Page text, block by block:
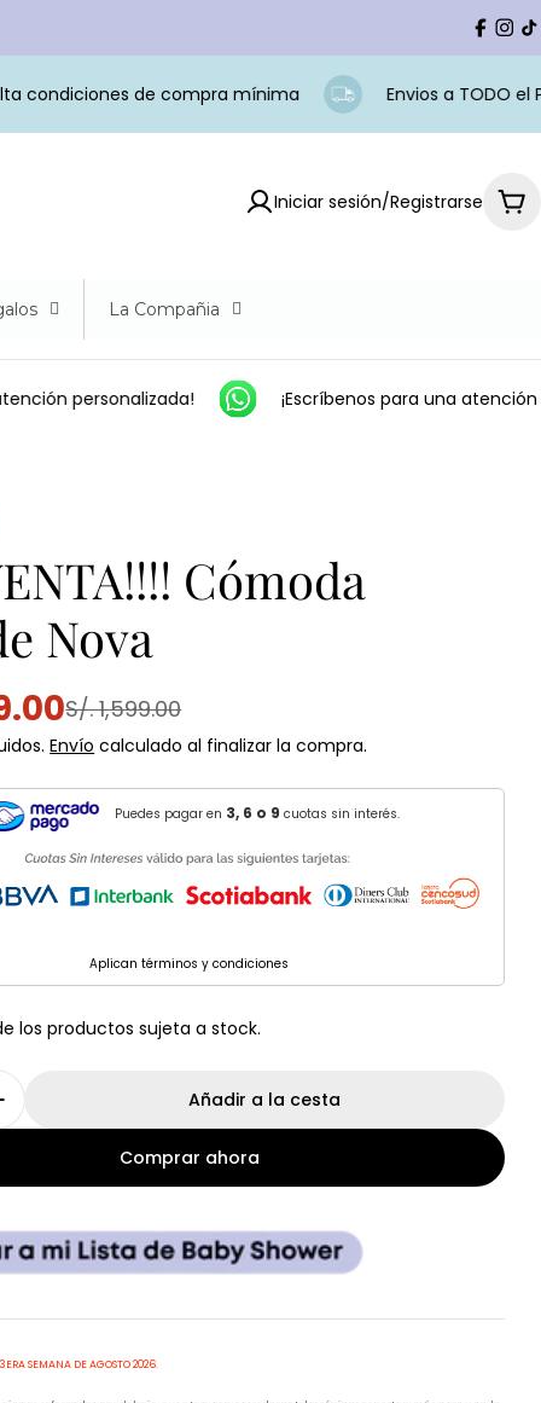
condiciones de compra mínima Envios a TODO el Perú
Iniciar sesión/Registrarse
La Compañia
personalizada! ¡Escríbenos para una atención
Cómoda
Nova
S/. 1,599.00
Envío calculado al finalizar la compra.
Puedes pagar en 3, 6 o 9 cuotas sin interés.
Aplican términos y condiciones
los productos sujeta a stock.
cantidad para PRE VENTA!!!! Cómoda Grande
cantidad para PRE VENTA!!!! Cómoda
Añadir a la cesta
Comprar ahora
SEMANA DE AGOSTO 2026.